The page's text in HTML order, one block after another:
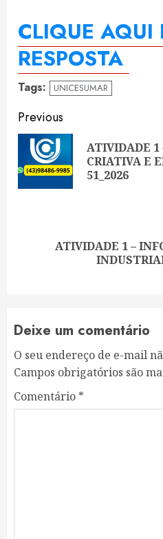
CLIQUE AQUI
RESPOSTA
Tags: UNICESUMAR
Continue
Reading
Previous
ATIVIDADE
CRIATIVA E
51_2026
ATIVIDADE 1 –
Deixe um comentário
O seu endereço de e-mail
Campos obrigatórios são
Comentário *